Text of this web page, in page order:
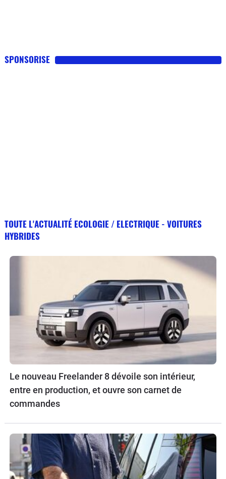
SPONSORISE
TOUTE L'ACTUALITÉ ECOLOGIE / ELECTRIQUE - VOITURES
HYBRIDES
Le nouveau Freelander 8 dévoile son intérieur,
entre en production, et ouvre son carnet de
commandes